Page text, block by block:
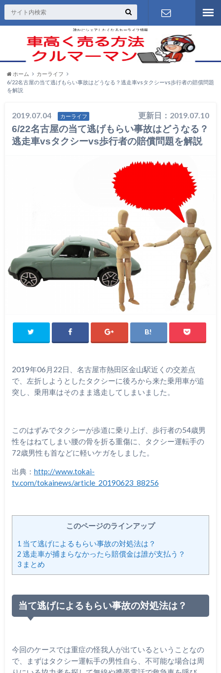
誰かにシェアしたくなるカーライフ情報
お問い合わ
せ
ホーム
カーライフ
6/22名古屋の当て逃げもらい事故はどうなる？逃走車vsタクシーvs歩行者の賠償問題
を解説
2019.07.04 カーライフ 更新日：2019.07.10
6/22名古屋の当て逃げもらい事故はどうなる？
逃走車vsタクシーvs歩行者の賠償問題を解説
2019年06 月 22日、名古屋市熱田区金山駅近くの交差点
で、左折しようとしたタクシーに後ろから来た乗用車が追
突し、乗用車はそのまま逃走してしまいました。
このはずみでタクシーが歩道に乗り上げ、歩行者の54歳男
性をはねてしまい腰の骨を折る重傷に、タクシー運転手の
72歳男性も首などに軽いケガをしました。
出典： http://www.tokai-
tv.com/tokainews/article_20190623_88256
このページのラインアップ
1 当て逃げによるもらい事故の対処法は？
2 逃走車が捕まらなかったら賠償金は誰が支払う？
3まとめ
当て逃げによるもらい事故の対処法は？
今回のケースでは重症の怪我人が出ているということなの
で、まずはタクシー運転手の男性自ら、不可能な場合は周